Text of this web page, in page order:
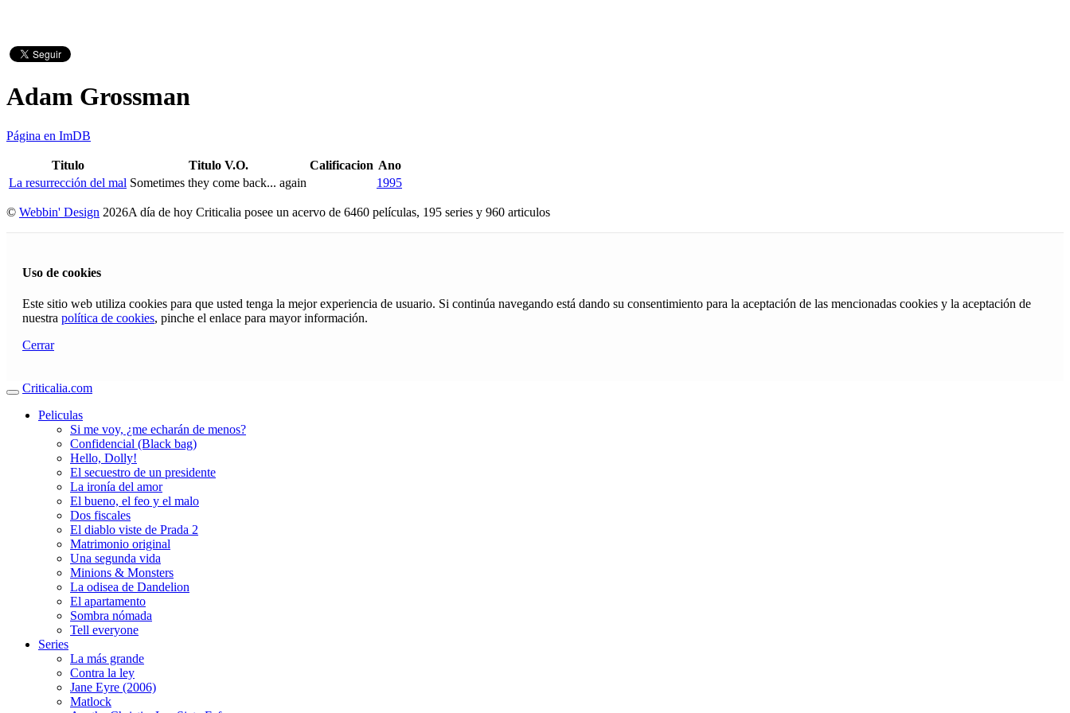
Adam Grossman
Página en ImDB
Titulo Titulo V.O. Calificacion Ano
La resurrección del mal Sometimes they come back... again 1995
© Webbin' Design 2026A día de hoy Criticalia posee un acervo de 6460 películas, 195 series y 960 articulos
Uso de cookies
Este sitio web utiliza cookies para que usted tenga la mejor experiencia de usuario. Si continúa navegando está dando su consentimiento para la aceptación de las mencionadas cookies y la aceptación de
nuestra política de cookies, pinche el enlace para mayor información.
Cerrar
Criticalia.com
Peliculas
Si me voy, ¿me echarán de menos?
Confidencial (Black bag)
Hello, Dolly!
El secuestro de un presidente
La ironía del amor
El bueno, el feo y el malo
Dos fiscales
El diablo viste de Prada 2
Matrimonio original
Una segunda vida
Minions & Monsters
La odisea de Dandelion
El apartamento
Sombra nómada
Tell everyone
Series
La más grande
Contra la ley
Jane Eyre (2006)
Matlock